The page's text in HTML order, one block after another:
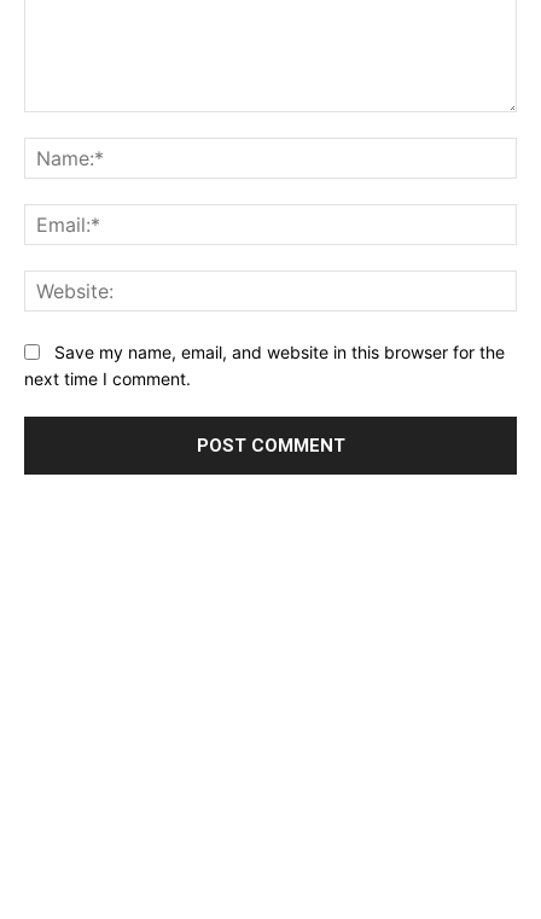
Save my name, email, and website in this browser for the
next time I comment.